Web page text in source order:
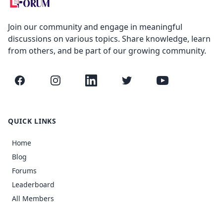
Join our community and engage in meaningful
discussions on various topics. Share knowledge, learn
from others, and be part of our growing community.
Facebook InstagramLinkedIn Twitter YouTube
QUICK LINKS
Home
Blog
Forums
Leaderboard
All Members